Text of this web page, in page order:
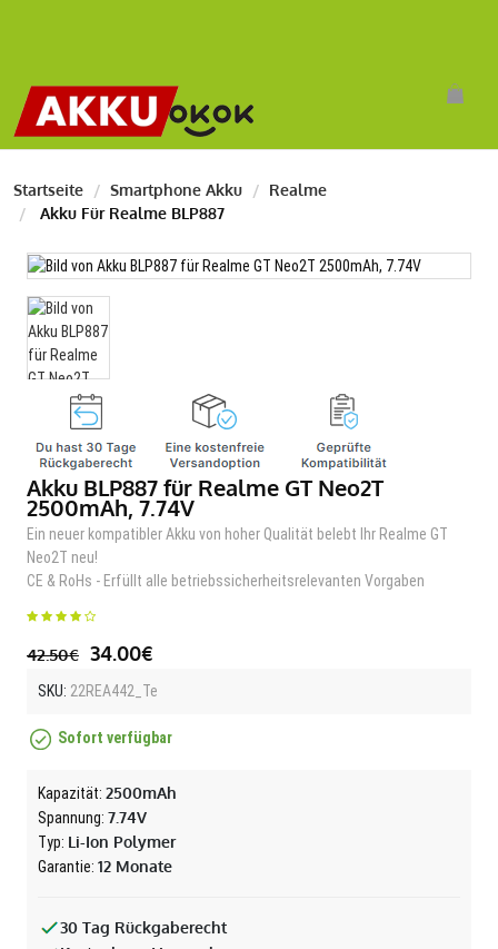
Startseite Smartphone Akku
Realme
Akku Für Realme BLP887
Akku BLP887 für Realme GT Neo2T
2500mAh, 7.74V
Ein neuer kompatibler Akku von hoher Qualität belebt Ihr Realme GT
Neo2T neu!
CE & RoHs - Erfüllt alle betriebssicherheitsrelevanten Vorgaben
42.50€ 34.00€
SKU: 22REA442_Te
Sofort verfügbar
Kapazität: 2500mAh
Spannung: 7.74V
Typ: Li-Ion Polymer
Garantie: 12 Monate
30 Tag Rückgaberecht